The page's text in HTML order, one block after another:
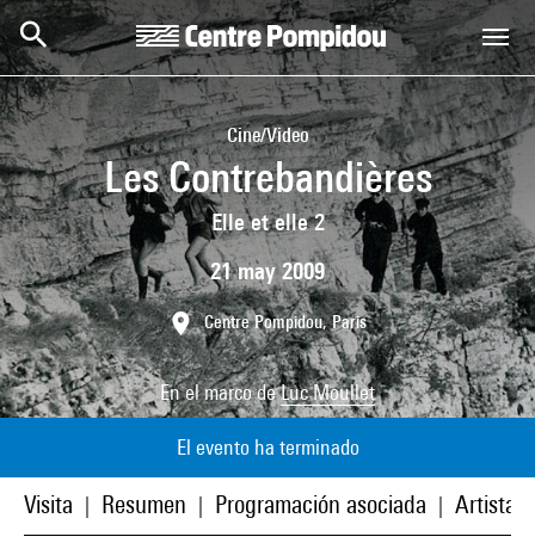
Skip to main content
Centre Pompidou
Cine/Video
Les Contrebandières
Elle et elle 2
21 may 2009
Centre Pompidou, Paris
En el marco deLuc Moullet
El evento ha terminado
Visita Resumen Programación asociada